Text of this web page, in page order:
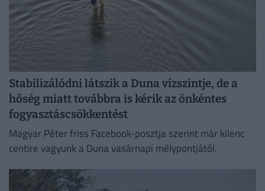
Stabilizálódni látszik a Duna vízszintje, de a
hőség miatt továbbra is kérik az önkéntes
fogyasztáscsökkentést
Magyar Péter friss Facebook‑posztja szerint már kilenc
centire vagyunk a Duna vasárnapi mélypontjától.